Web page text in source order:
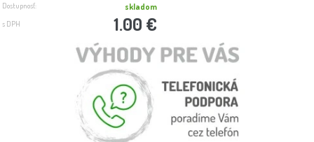
Dostupnosť: skladom
s DPH 1.00 €